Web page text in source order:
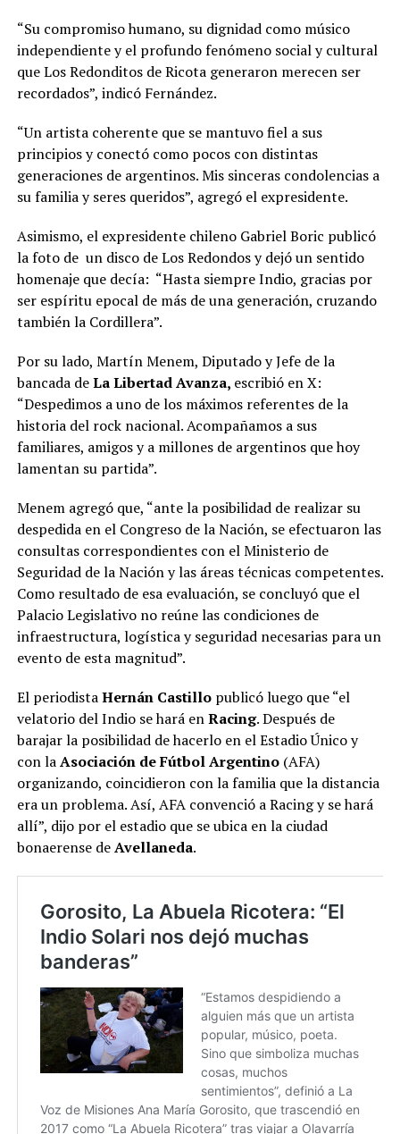
“Su compromiso humano, su dignidad como músico
independiente y el profundo fenómeno social y cultural
que Los Redonditos de Ricota generaron merecen ser
recordados”, indicó Fernández.
“Un artista coherente que se mantuvo fiel a sus
principios y conectó como pocos con distintas
generaciones de argentinos. Mis sinceras condolencias a
su familia y seres queridos”, agregó el expresidente.
Asimismo, el expresidente chileno Gabriel Boric publicó
la foto de un disco de Los Redondos y dejó un sentido
homenaje que decía: “Hasta siempre Indio, gracias por
ser espíritu epocal de más de una generación, cruzando
también la Cordillera”.
Por su lado, Martín Menem, Diputado y Jefe de la
bancada deLa Libertad Avanza, escribió en X:
“Despedimos a uno de los máximos referentes de la
historia del rock nacional. Acompañamos a sus
familiares, amigos y a millones de argentinos que hoy
lamentan su partida”.
Menem agregó que, “ante la posibilidad de realizar su
despedida en el Congreso de la Nación, se efectuaron las
consultas correspondientes con el Ministerio de
Seguridad de la Nación y las áreas técnicas competentes.
Como resultado de esa evaluación, se concluyó que el
Palacio Legislativo no reúne las condiciones de
infraestructura, logística y seguridad necesarias para un
evento de esta magnitud”.
El periodistaHernán Castillopublicó luego que “el
velatorio del Indio se hará enRacing. Después de
barajar la posibilidad de hacerlo en el Estadio Único y
con laAsociación de Fútbol Argentino(AFA)
organizando, coincidieron con la familia que la distancia
era un problema. Así, AFA convenció a Racing y se hará
allí”, dijo por el estadio que se ubica en la ciudad
bonaerense deAvellaneda.